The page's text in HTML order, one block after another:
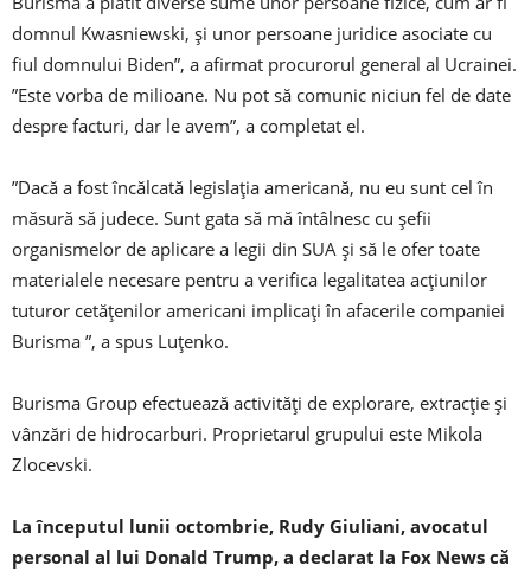
domnul Kwasniewski, şi unor persoane juridice asociate cu
fiul domnului Biden”, a afirmat procurorul general al Ucrainei.
”Este vorba de milioane. Nu pot să comunic niciun fel de date
despre facturi, dar le avem”, a completat el.
”Dacă a fost încălcată legislaţia americană, nu eu sunt cel în
măsură să judece. Sunt gata să mă întâlnesc cu şefii
organismelor de aplicare a legii din SUA şi să le ofer toate
materialele necesare pentru a verifica legalitatea acţiunilor
tuturor cetăţenilor americani implicaţi în afacerile companiei
Burisma ”, a spus Luţenko.
Burisma Group efectuează activităţi de explorare, extracţie şi
vânzări de hidrocarburi. Proprietarul grupului este Mikola
Zlocevski.
La începutul lunii octombrie, Rudy Giuliani, avocatul
personal al lui Donald Trump, a declarat la Fox News că